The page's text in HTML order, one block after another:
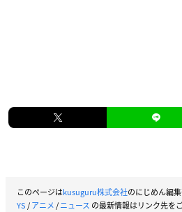
このページはkusuguru株式会社のにじめん編
YS/アニメ/ニュース の最新情報はリンク先を